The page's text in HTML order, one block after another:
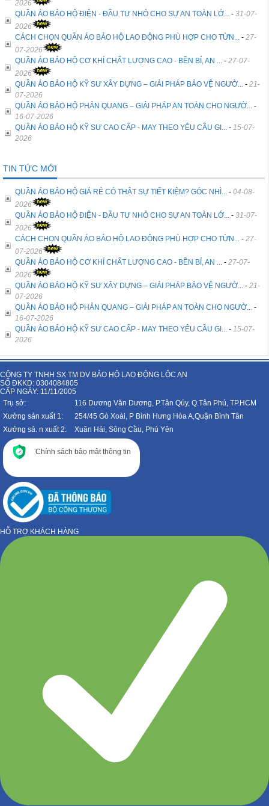
2026
QUẦN ÁO BẢO HỘ ĐIỆN - ĐẦU TƯ NHỎ CHO SỰ AN TOÀN LỚ...
- 31-07-
2026
CÁCH CHỌN QUẦN ÁO BẢO HỘ LAO ĐỘNG PHÙ HỢP CHO TỪN...
- 27-
07-2026
QUẦN ÁO BẢO HỘ CƠ KHÍ CHẤT LƯỢNG CAO - BỀN BỈ, AN ...
- 27-07-
2026
QUẦN ÁO BẢO HỘ KỸ SƯ XÂY DỰNG – GIẢI PHÁP BẢO VỆ NGƯỜ...
- 21-
07-2026
QUẦN ÁO BẢO HỘ PHẢN QUANG – GIẢI PHÁP AN TOÀN CHO NGƯỜ...
-
16-07-2026
QUẦN ÁO BẢO HỘ KỸ SƯ CAO CẤP - MAY THEO YÊU CẦU GI...
- 15-07-
2026
TIN TỨC MỚI
QUẦN ÁO BẢO HỘ GIÁ RẺ CÓ THẬT SỰ TIẾT KIỆM? GÓC NHÌ... - 04-08-
2026
QUẦN ÁO BẢO HỘ ĐIỆN - ĐẦU TƯ NHỎ CHO SỰ AN TOÀN LỚ...
- 31-07-
2026
CÁCH CHỌN QUẦN ÁO BẢO HỘ LAO ĐỘNG PHÙ HỢP CHO TỪN...
- 27-
07-2026
QUẦN ÁO BẢO HỘ CƠ KHÍ CHẤT LƯỢNG CAO - BỀN BỈ, AN ...
- 27-07-
2026
QUẦN ÁO BẢO HỘ KỸ SƯ XÂY DỰNG – GIẢI PHÁP BẢO VỆ NGƯỜ...
- 21-
07-2026
QUẦN ÁO BẢO HỘ PHẢN QUANG – GIẢI PHÁP AN TOÀN CHO NGƯỜ...
-
16-07-2026
QUẦN ÁO BẢO HỘ KỸ SƯ CAO CẤP - MAY THEO YÊU CẦU GI...
- 15-07-
2026
CÔNG TY TNHH SX TM DV BẢO HỘ LAO ĐỘNG LỘC AN
SỐ ĐKKD: 0304084805
CẤP NGÀY: 11/11/2005
Trụ sở:
116 Dương Văn Dương, P.Tân Qúy, Q.Tân Phú, TP.HCM
Xưởng sản xuất 1:
254/45 Gò Xoài, P Bình Hưng Hòa A,Quận Bình Tân
Xưởng sả. n xuất 2:
Xuân Hải, Sông Cầu, Phú Yên
Chính sách bảo mật thông tin
HỖ TRỢ KHÁCH HÀNG